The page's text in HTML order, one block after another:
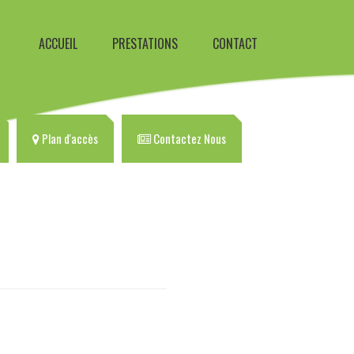
ACCUEIL PRESTATIONS CONTACT
Plan d'accès Contactez Nous